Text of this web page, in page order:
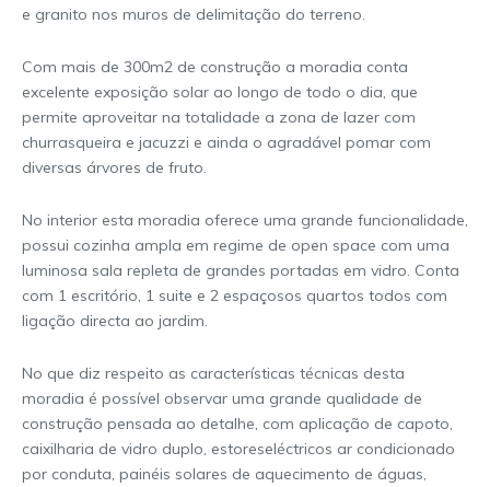
e granito nos muros de delimitação do terreno.
Com mais de 300m2 de construção a moradia conta
excelente exposição solar ao longo de todo o dia, que
permite aproveitar na totalidade a zona de lazer com
churrasqueira e jacuzzi e ainda o agradável pomar com
diversas árvores de fruto.
No interior esta moradia oferece uma grande funcionalidade,
possui cozinha ampla em regime de open space com uma
luminosa sala repleta de grandes portadas em vidro. Conta
com 1 escritório, 1 suite e 2 espaçosos quartos todos com
ligação directa ao jardim.
No que diz respeito as características técnicas desta
moradia é possível observar uma grande qualidade de
construção pensada ao detalhe, com aplicação de capoto,
caixilharia de vidro duplo, estoreseléctricos ar condicionado
por conduta, painéis solares de aquecimento de águas,